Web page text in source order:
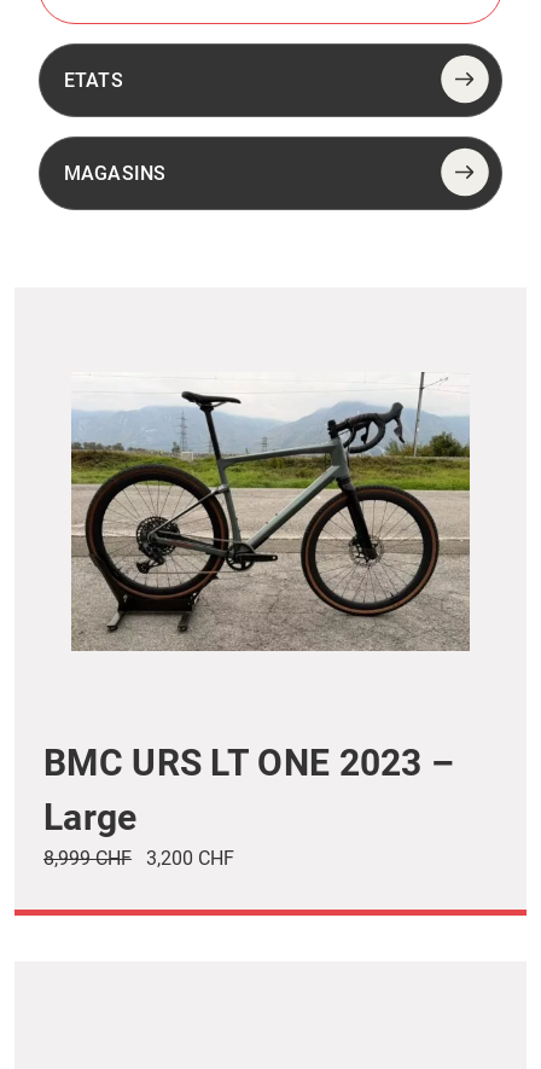
ETATS
MAGASINS
BMC URS LT ONE 2023 –
Large
8,999 CHF 3,200 CHF